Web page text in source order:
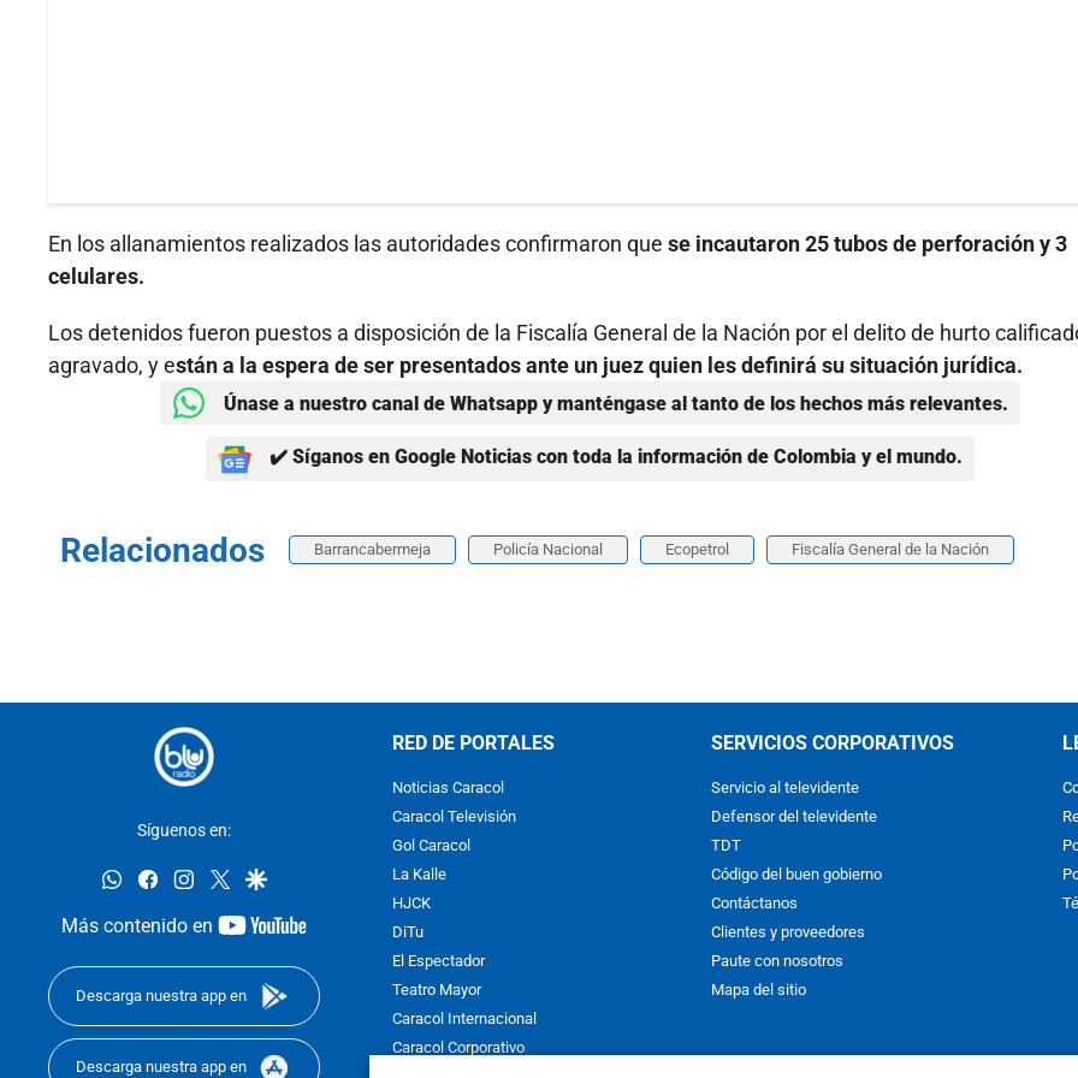
En los allanamientos realizados las autoridades confirmaron que se incautaron 25 tubos de perforación y 3
celulares.
Los detenidos fueron puestos a disposición de la Fiscalía General de la Nación por el delito de hurto
agravado, y están a la espera de ser presentados ante un juez quien les definirá su situación jurídica.
Únase a nuestro canal de Whatsapp y manténgase al tanto de los hechos más relevantes.
✔️ Síganos en Google Noticias con toda la información de Colombia y el mundo.
Relacionados Barrancabermeja Policía Nacional Ecopetrol Fiscalía General de la Nación
Síguenos en:
whatsappfacebookinstagram
twittergoogle
Más contenido en
youtube-
Descarga nuestra app en
Descarga nuestra app en
RED DE PORTALES
Noticias Caracol
Caracol Televisión
Gol Caracol
La Kalle
HJCK
DiTu
El Espectador
Teatro Mayor
Caracol Internacional
Caracol Corporativo
SERVICIOS CORPORATIVOS
Servicio al televidente
Defensor del televidente
TDT
Código del buen gobierno
Contáctanos
Clientes y proveedores
Paute con nosotros
Mapa del sitio